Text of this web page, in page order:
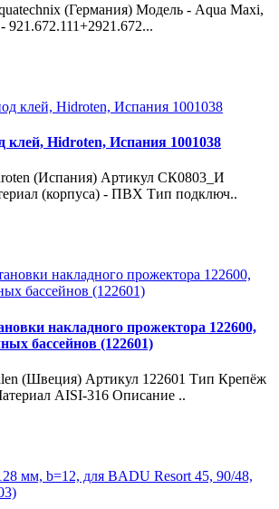
(Германия) Модель - Aqua Maxi,
921.672.111+2921.672...
Hidroten, Испания 1001038
(Испания) Артикул СК0803_И
(корпуса) - ПВХ Тип подключ..
накладного прожектора 122600,
бассейнов (122601)
(Швеция) Артикул 122601 Тип Крепёж
AISI-316 Описание ..